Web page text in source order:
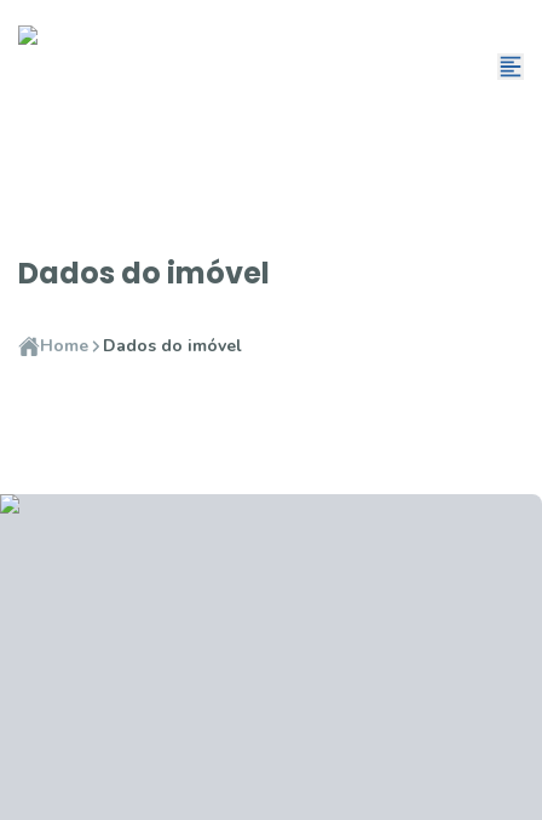
Dados do imóvel
Home Dados do imóvel